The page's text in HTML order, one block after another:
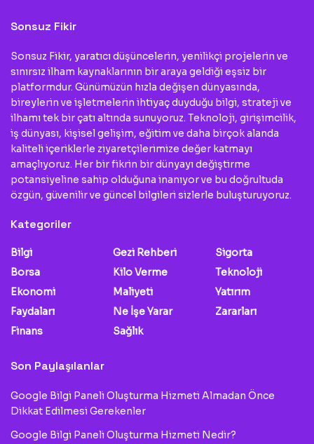
Sonsuz Fikir
Sonsuz Fikir, yaratıcı düşüncelerin, yenilikçi projelerin ve
sınırsız ilham kaynaklarının bir araya geldiği eşsiz bir
platformdur. Günümüzün hızla değişen dünyasında,
bireylerin ve işletmelerin ihtiyaç duyduğu bilgi, strateji ve
ilhamı tek bir çatı altında sunuyoruz. Teknoloji, girişimcilik,
iş dünyası, kişisel gelişim, eğitim ve daha birçok alanda
kaliteli içeriklerle ziyaretçilerimize değer katmayı
amaçlıyoruz. Her bir fikrin bir dünyayı değiştirme
potansiyeline sahip olduğuna inanıyor ve bu doğrultuda
özgün, güvenilir ve güncel bilgileri sizlerle buluşturuyoruz.
Kategoriler
Bilgi
Borsa
Ekonomi
Faydaları
Finans
Gezi Rehberi
Kilo Verme
Maliyeti
Ne İşe Yarar
Sağlık
Sigorta
Teknoloji
Yatırım
Zararları
Son Paylaşılanlar
Google Bilgi Paneli Oluşturma Hizmeti Almadan Önce
Dikkat Edilmesi Gerekenler
Google Bilgi Paneli Oluşturma Hizmeti Nedir?